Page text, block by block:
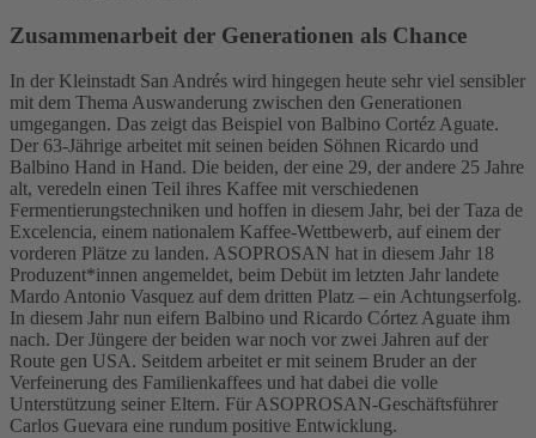
Zusammenarbeit der Generationen als Chance
In der Kleinstadt San Andrés wird hingegen heute sehr viel sensibler
mit dem Thema Auswanderung zwischen den Generationen
umgegangen. Das zeigt das Beispiel von Balbino Cortéz Aguate.
Der 63-Jährige arbeitet mit seinen beiden Söhnen Ricardo und
Balbino Hand in Hand. Die beiden, der eine 29, der andere 25 Jahre
alt, veredeln einen Teil ihres Kaffee mit verschiedenen
Fermentierungstechniken und hoffen in diesem Jahr, bei der Taza de
Excelencia, einem nationalem Kaffee-Wettbewerb, auf einem der
vorderen Plätze zu landen. ASOPROSAN hat in diesem Jahr 18
Produzent*innen angemeldet, beim Debüt im letzten Jahr landete
Mardo Antonio Vasquez auf dem dritten Platz – ein Achtungserfolg.
In diesem Jahr nun eifern Balbino und Ricardo Córtez Aguate ihm
nach. Der Jüngere der beiden war noch vor zwei Jahren auf der
Route gen USA. Seitdem arbeitet er mit seinem Bruder an der
Verfeinerung des Familienkaffees und hat dabei die volle
Unterstützung seiner Eltern. Für ASOPROSAN-Geschäftsführer
Carlos Guevara eine rundum positive Entwicklung.